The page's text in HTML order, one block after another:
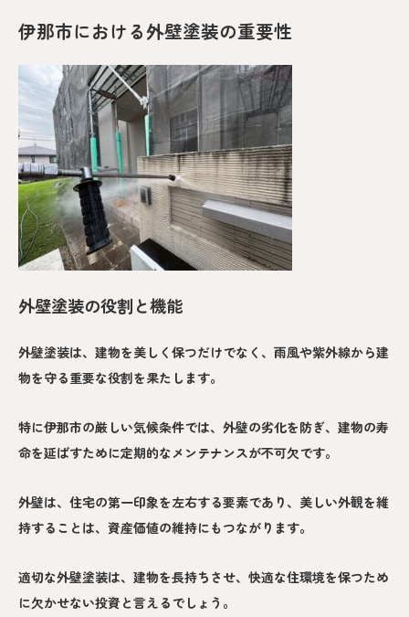
伊那市における外壁塗装の重要性
外壁塗装の役割と機能
外壁塗装は、建物を美しく保つだけでなく、雨風や紫外線から建
物を守る重要な役割を果たします。
特に伊那市の厳しい気候条件では、外壁の劣化を防ぎ、建物の寿
命を延ばすために定期的なメンテナンスが不可欠です。
外壁は、住宅の第一印象を左右する要素であり、美しい外観を維
持することは、資産価値の維持にもつながります。
適切な外壁塗装は、建物を長持ちさせ、快適な住環境を保つため
に欠かせない投資と言えるでしょう。